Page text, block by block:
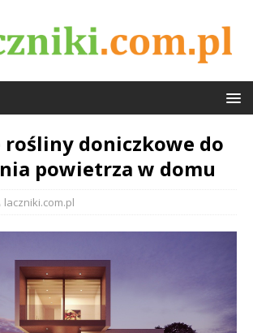
rośliny doniczkowe do
powietrza w domu
laczniki.com.pl